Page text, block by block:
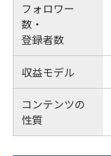
フォロワー
数・
登録者数
収益モデル
コンテンツの
性質